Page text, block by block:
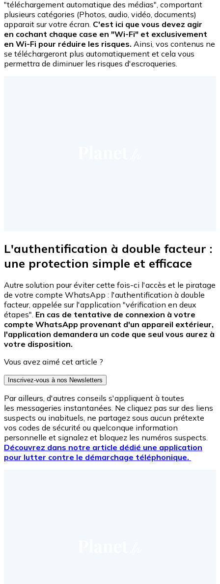
"téléchargement automatique des médias", comportant
plusieurs catégories (Photos, audio, vidéo, documents)
apparait sur votre écran. C'est ici que vous devez agir
en cochant chaque case en "Wi-Fi" et exclusivement
en Wi-Fi pour réduire les risques. Ainsi, vos contenus ne
se téléchargeront plus automatiquement et cela vous
permettra de diminuer les risques d'escroqueries.
L'authentification à double facteur :
une protection simple et efficace
Autre solution pour éviter cette fois-ci l'accès et le piratage
de votre compte WhatsApp : l'authentification à double
facteur, appelée sur l'application "vérification en deux
étapes". En cas de tentative de connexion à votre
compte WhatsApp provenant d'un appareil extérieur,
l'application demandera un code que seul vous aurez à
votre disposition.
Vous avez aimé cet article ?
Inscrivez-vous à nos Newsletters
Par ailleurs, d'autres conseils s'appliquent à toutes
les messageries instantanées. Ne cliquez pas sur des liens
suspects ou inabituels, ne partagez sous aucun prétexte
vos codes de sécurité ou quelconque information
personnelle et signalez et bloquez les numéros suspects.
Découvrez dans notre article dédié une application
pour lutter contre le démarchage téléphonique.